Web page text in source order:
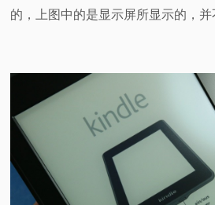
的，上图中的是显示屏所显示的，并